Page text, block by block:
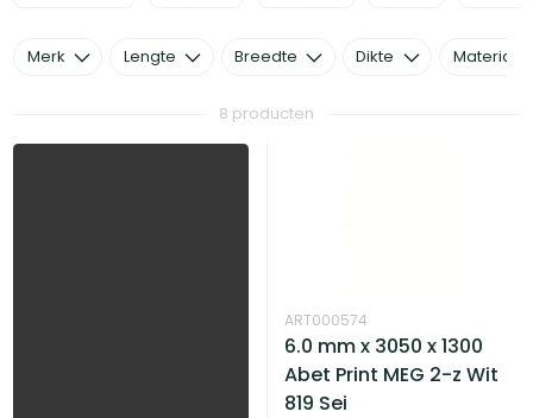
8 producten
ART000574
6.0 mm x 3050 x 1300
Abet Print MEG 2-z Wit
819 Sei
Merk Lengte Breedte Dikte Materiaal